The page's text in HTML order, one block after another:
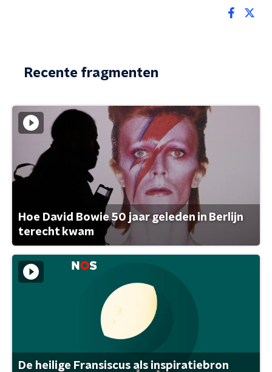
Recente fragmenten
Hoe David Bowie 50 jaar geleden in Berlijn
terecht kwam
De heilige Fransiscus als inspiratiebron